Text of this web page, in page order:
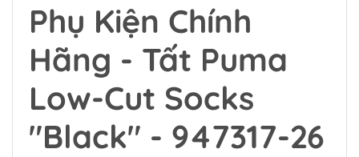
Phụ Kiện Chính
Hãng - Tất Puma
Low-Cut Socks
"Black" - 947317-26